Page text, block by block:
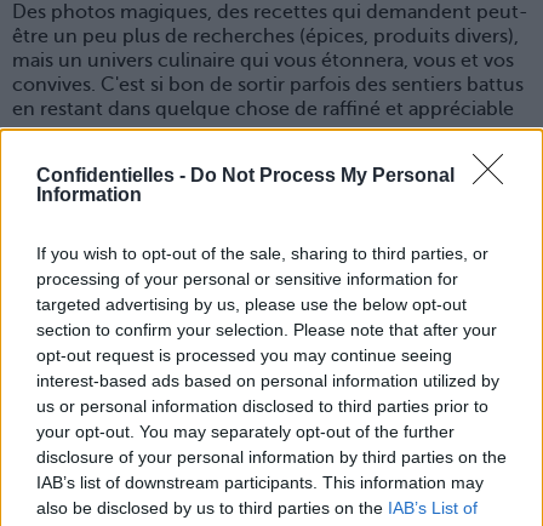
Confidentielles - Do Not Process My Personal
Information
If you wish to opt-out of the sale, sharing to third parties, or
processing of your personal or sensitive information for
targeted advertising by us, please use the below opt-out
section to confirm your selection. Please note that after your
opt-out request is processed you may continue seeing
interest-based ads based on personal information utilized by
us or personal information disclosed to third parties prior to
your opt-out. You may separately opt-out of the further
disclosure of your personal information by third parties on the
IAB’s list of downstream participants. This information may
also be disclosed by us to third parties on the IAB’s List of
Des photos magiques, des recettes qui demandent peut-
être un peu plus de recherches (épices, produits divers),
mais un univers culinaire qui vous étonnera, vous et vos
convives. C'est si bon de sortir parfois des sentiers battus
en restant dans quelque chose de raffiné et appréciable
par tous.
Editions La Plage,24,95€ par ici.